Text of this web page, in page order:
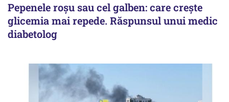
Pepenele roșu sau cel galben: care crește
glicemia mai repede. Răspunsul unui medic
diabetolog